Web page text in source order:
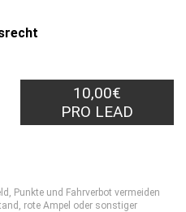
10,00€
PRO LEAD
Punkte und Fahrverbot vermeiden
rote Ampel oder sonstiger